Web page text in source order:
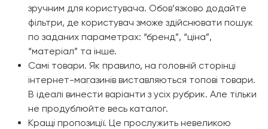
зручним для користувача. Обов’язково додайте
фільтри, де користувач зможе здійснювати пошук
по заданих параметрах: “бренд”, “ціна”,
“матеріал” та інше.
Самі товари. Як правило, на головній сторінці
інтернет-магазинів виставляються топові товари.
В ідеалі винести варіанти з усіх рубрик. Але тільки
не продублюйте весь каталог.
Кращі пропозиції. Це прослужить невеликою